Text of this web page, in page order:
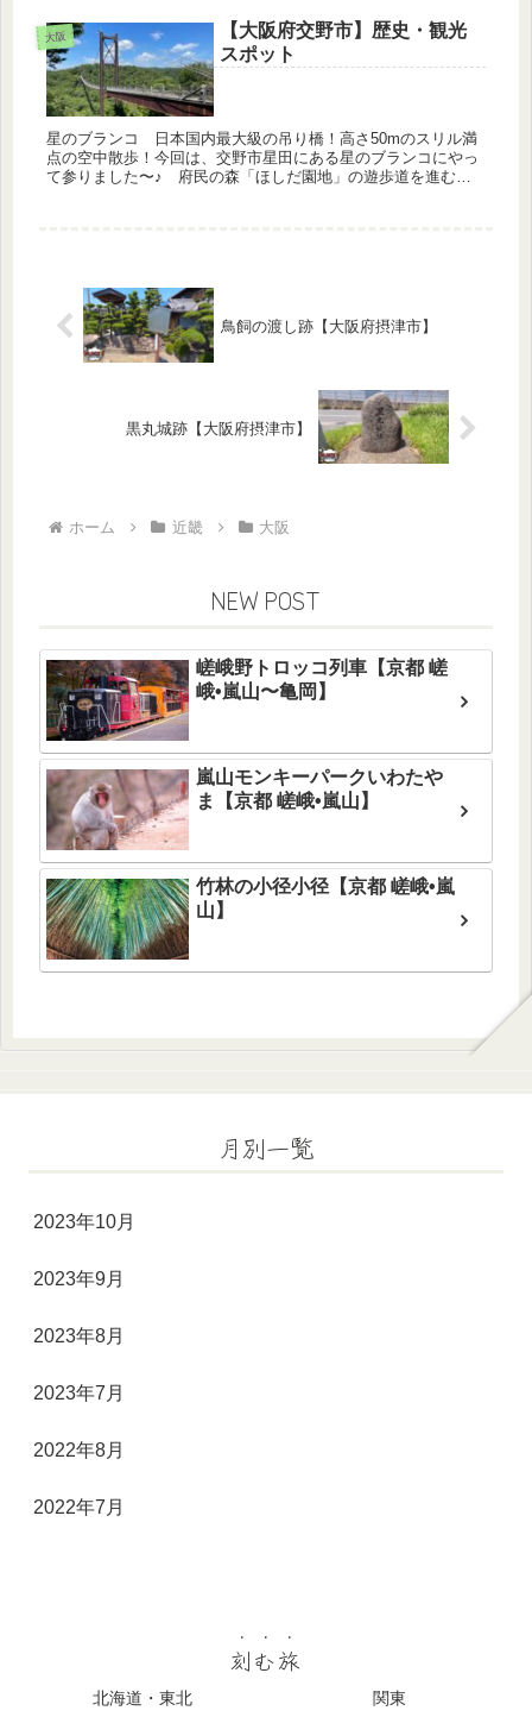
大阪
【大阪府交野市】歴史・観光
スポット
星のブランコ 日本国内最大級の吊り橋！高さ50mのスリル満
点の空中散歩！今回は、交野市星田にある星のブランコにやっ
て参りました〜♪ 府民の森「ほしだ園地」の遊歩道を進む
鳥飼の渡し跡【大阪府摂津市】
黒丸城跡【大阪府摂津市】
ホーム 近畿 大阪
NEW POST
嵯峨野トロッコ列車【京都 嵯
峨•嵐山〜亀岡】
嵐山モンキーパークいわたや
ま【京都 嵯峨•嵐山】
竹林の小径小径【京都 嵯峨•嵐
山】
月別一覧
2023年10月
2023年9月
2023年8月
2023年7月
2022年8月
2022年7月
刻む旅
北海道・東北 関東